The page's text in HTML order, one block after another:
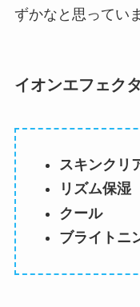
ずかなと思ってい
イオンエフェク
スキンクリ
リズム保湿
クール
ブライトニ